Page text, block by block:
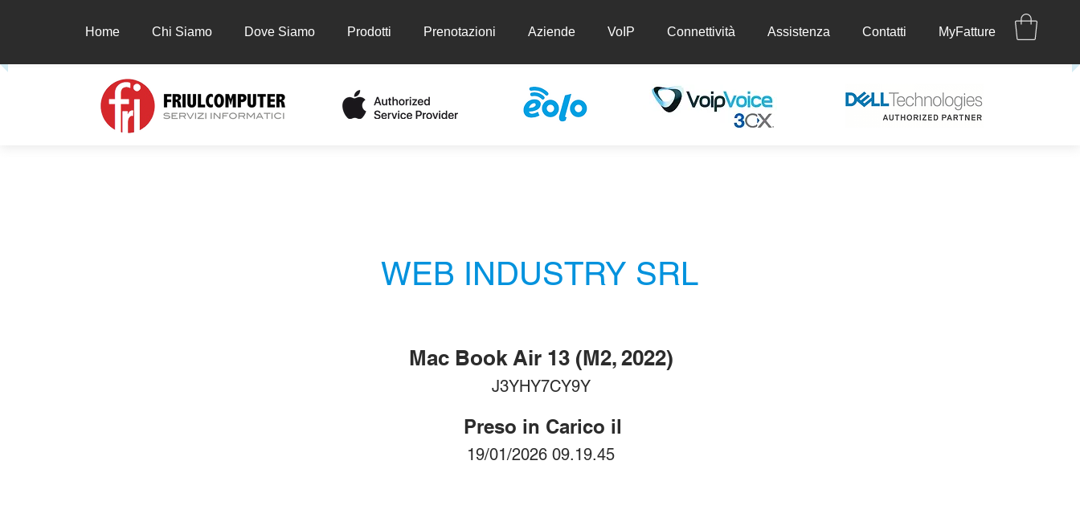
Chi Siamo Dove Siamo Prodotti Prenotazioni Aziende Connettività Assistenza Contatti
Home Chi Siamo Dove Siamo Prodotti Prenotazioni Aziende VoIP Connettività Assistenza Contatti MyFatture
WEB INDUSTRY SRL
Preso in Carico il
19/01/2026 09.19.45
Mac Book Air 13 (M2, 2022)
J3YHY7CY9Y